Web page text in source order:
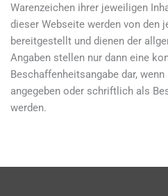
Warenzeichen ihrer jeweiligen
dieser Webseite werden von den
bereitgestellt und dienen der
Angaben stellen nur dann eine
Beschaffenheitsangabe dar,
angegeben oder schriftlich als
werden.